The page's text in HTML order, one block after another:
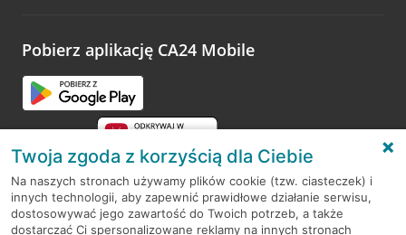
opinie.
Pobierz aplikację CA24 Mobile
RODO
Twoja zgoda z korzyścią dla Ciebie
Na naszych stronach używamy plików cookie (tzw. ciasteczek) i
innych technologii, aby zapewnić prawidłowe działanie serwisu,
dostosowywać jego zawartość do Twoich potrzeb, a także
dostarczać Ci spersonalizowane reklamy na innych stronach